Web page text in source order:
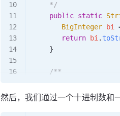
    */
    public
static
       BigInteger
bi
       return
bi .
    }
    /**
    *
@param
然后，我们通过一个十进制数和